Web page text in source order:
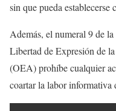
sin que pueda establecerse
Además, el numeral 9 de
Libertad de Expresión de
(OEA) prohíbe cualquier
coartar la labor informativa